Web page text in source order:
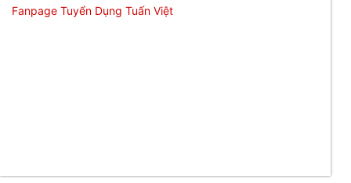
Fanpage Tuyển Dụng Tuấn Việt